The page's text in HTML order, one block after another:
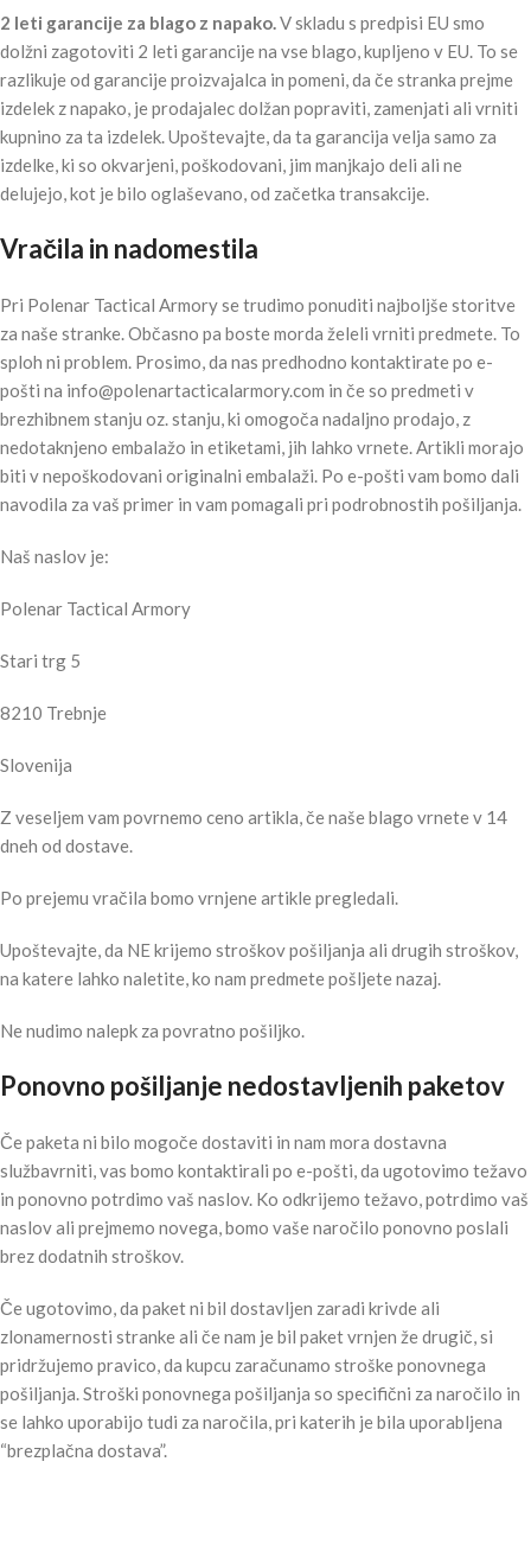
2 leti garancije za blago z napako.V skladu s predpisi EU smo
dolžni zagotoviti 2 leti garancije na vse blago, kupljeno v EU. To se
razlikuje od garancije proizvajalca in pomeni, da če stranka prejme
izdelek z napako, je prodajalec dolžan popraviti, zamenjati ali vrniti
kupnino za ta izdelek. Upoštevajte, da ta garancija velja samo za
izdelke, ki so okvarjeni, poškodovani, jim manjkajo deli ali ne
delujejo, kot je bilo oglaševano, od začetka transakcije.
Vračila in nadomestila
Pri Polenar Tactical Armory se trudimo ponuditi najboljše storitve
za naše stranke. Občasno pa boste morda želeli vrniti predmete. To
sploh ni problem. Prosimo, da nas predhodno kontaktirate po e-
pošti na info@polenartacticalarmory.com in če so predmeti v
brezhibnem stanju oz. stanju, ki omogoča nadaljno prodajo, z
nedotaknjeno embalažo in etiketami, jih lahko vrnete. Artikli morajo
biti v nepoškodovani originalni embalaži. Po e-pošti vam bomo dali
navodila za vaš primer in vam pomagali pri podrobnostih pošiljanja.
Naš naslov je:
Polenar Tactical Armory
Stari trg 5
8210 Trebnje
Slovenija
Z veseljem vam povrnemo ceno artikla, če naše blago vrnete v 14
dneh od dostave.
Po prejemu vračila bomo vrnjene artikle pregledali.
Upoštevajte, da NE krijemo stroškov pošiljanja ali drugih stroškov,
na katere lahko naletite, ko nam predmete pošljete nazaj.
Ne nudimo nalepk za povratno pošiljko.
Ponovno pošiljanje nedostavljenih paketov
Če paketa ni bilo mogoče dostaviti in nam mora dostavna
službavrniti, vas bomo kontaktirali po e-pošti, da ugotovimo težavo
in ponovno potrdimo vaš naslov. Ko odkrijemo težavo, potrdimo vaš
naslov ali prejmemo novega, bomo vaše naročilo ponovno poslali
brez dodatnih stroškov.
Če ugotovimo, da paket ni bil dostavljen zaradi krivde ali
zlonamernosti stranke ali če nam je bil paket vrnjen že drugič, si
pridržujemo pravico, da kupcu zaračunamo stroške ponovnega
pošiljanja. Stroški ponovnega pošiljanja so specifični za naročilo in
se lahko uporabijo tudi za naročila, pri katerih je bila uporabljena
“brezplačna dostava”.